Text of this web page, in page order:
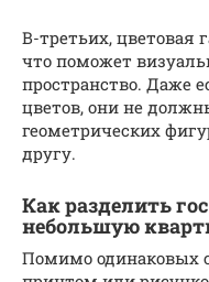
В-третьих, цветовая
что поможет
пространство. Даже
цветов, они не
геометрических
другу.
Как разделить
небольшую
Помимо одинаковых